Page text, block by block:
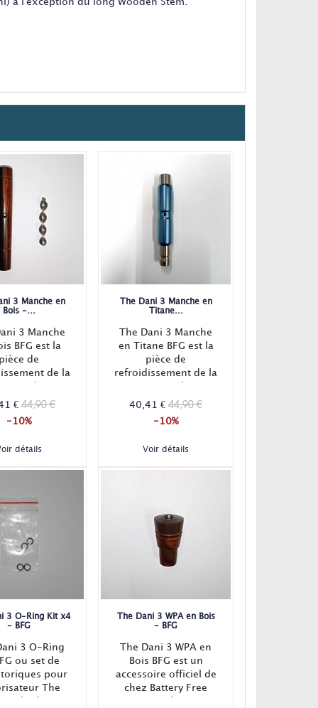
à l'exception du long Wooden Stem.
3 Manche en
Bois -...
3 Manche
BFG est la
pièce de
de la
The
son hélice de
€44,90 €
-10%
détails
The Dani 3 Manche en
Titane...
The Dani 3 Manche
en Titane BFG est la
pièce de
refroidissement de la
vaporisateur The
avec son hélice de
40,41 €44,90 €
-10%
Voir détails
3 O-Ring Kit x4
- BFG
3 O-Ring
ou set de
pour
The
The Dani 3 WPA en Bois
- BFG
The Dani 3 WPA en
Bois BFG est un
accessoire officiel de
chez Battery Free